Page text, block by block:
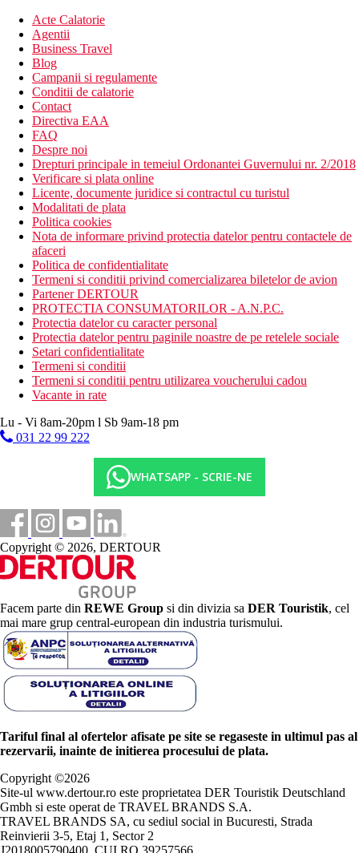
Acte Calatorie
Agentii
Business Travel
Blog
Campanii si regulamente
Conditii de calatorie
Contact
Directiva EAA
FAQ
Despre noi
Drepturi principale in temeiul Ordonantei Guvernului nr. 2/2018
Verificare si plata online
Licente, documente juridice si contractul cu turistul
Modalitati de plata
Politica cookies
Nota de informare privind protectia datelor pentru contactele de
afaceri
Politica de confidentialitate
Termeni si conditii privind comercializarea biletelor de avion
Partener DERTOUR
PROTECTIA CONSUMATORILOR - A.N.P.C.
Protectia datelor cu caracter personal
Protectia datelor pentru paginile noastre de pe retelele sociale
Setari confidentialitate
Termeni si conditii
Termeni si conditii pentru utilizarea voucherului cadou
Vacante in rate
Lu - Vi 8am-20pm l Sb 9am-18 pm
031 22 99 222
WHATSAPP - SCRIE-NE
Copyright © 2026, DERTOUR
Facem parte din REWE Group si din divizia sa DER Touristik, cel
mai mare grup central-european din industria turismului.
Tariful final al ofertelor afisate pe site se regaseste in ultimul pas al
rezervarii, inainte de initierea procesului de plata.
Copyright ©2026
Site-ul www.dertour.ro este proprietatea DER Touristik Deutschland
Gmbh si este operat de TRAVEL BRANDS S.A.
TRAVEL BRANDS SA, cu sediul social in Bucuresti, Strada
Reinvierii 3-5, Etaj 1, Sector 2
J2018005790400, CUI RO 39257566.